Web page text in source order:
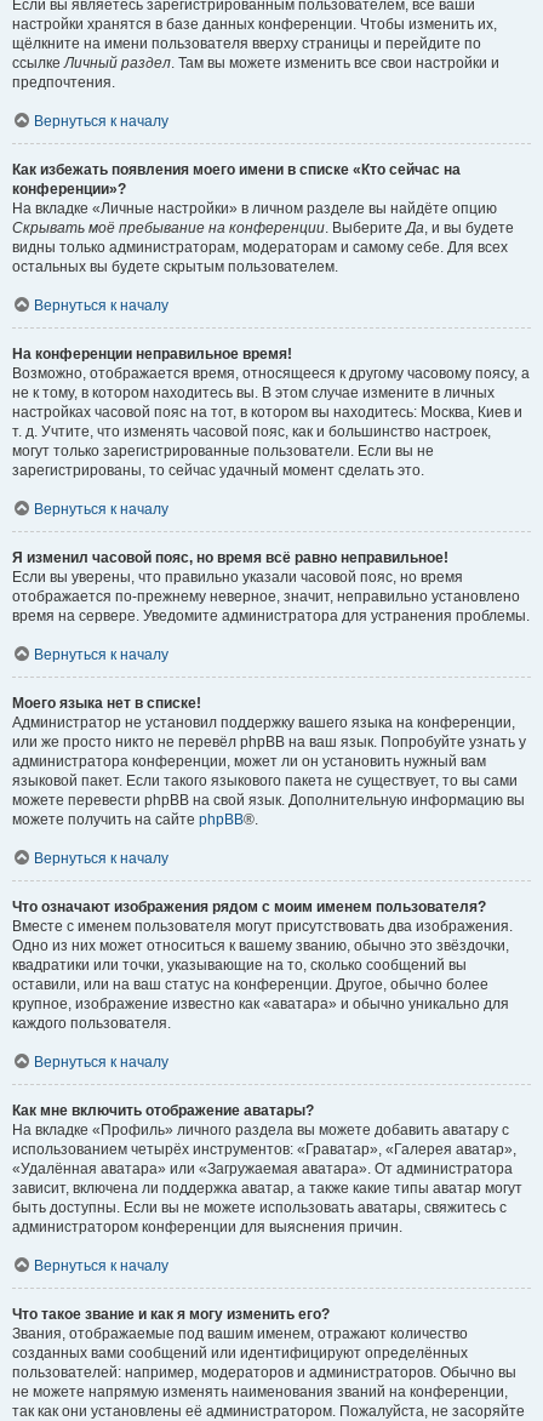
Если вы являетесь зарегистрированным пользователем, все ваши
настройки хранятся в базе данных конференции. Чтобы изменить их,
щёлкните на имени пользователя вверху страницы и перейдите по
ссылкеЛичный раздел. Там вы можете изменить все свои настройки и
предпочтения.
Вернуться к началу
Как избежать появления моего имени в списке «Кто сейчас на
конференции»?
На вкладке «Личные настройки» в личном разделе вы найдёте опцию
Скрывать моё пребывание на конференции. ВыберитеДа, и вы будете
видны только администраторам, модераторам и самому себе. Для всех
остальных вы будете скрытым пользователем.
Вернуться к началу
На конференции неправильное время!
Возможно, отображается время, относящееся к другому часовому поясу, а
не к тому, в котором находитесь вы. В этом случае измените в личных
настройках часовой пояс на тот, в котором вы находитесь: Москва, Киев и
т. д. Учтите, что изменять часовой пояс, как и большинство настроек,
могут только зарегистрированные пользователи. Если вы не
зарегистрированы, то сейчас удачный момент сделать это.
Вернуться к началу
Я изменил часовой пояс, но время всё равно неправильное!
Если вы уверены, что правильно указали часовой пояс, но время
отображается по-прежнему неверное, значит, неправильно установлено
время на сервере. Уведомите администратора для устранения проблемы.
Вернуться к началу
Моего языка нет в списке!
Администратор не установил поддержку вашего языка на конференции,
или же просто никто не перевёл phpBB на ваш язык. Попробуйте узнать у
администратора конференции, может ли он установить нужный вам
языковой пакет. Если такого языкового пакета не существует, то вы сами
можете перевести phpBB на свой язык. Дополнительную информацию вы
можете получить на сайте phpBB®.
Вернуться к началу
Что означают изображения рядом с моим именем пользователя?
Вместе с именем пользователя могут присутствовать два изображения.
Одно из них может относиться к вашему званию, обычно это звёздочки,
квадратики или точки, указывающие на то, сколько сообщений вы
оставили, или на ваш статус на конференции. Другое, обычно более
крупное, изображение известно как «аватара» и обычно уникально для
каждого пользователя.
Вернуться к началу
Как мне включить отображение аватары?
На вкладке «Профиль» личного раздела вы можете добавить аватару с
использованием четырёх инструментов: «Граватар», «Галерея аватар»,
«Удалённая аватара» или «Загружаемая аватара». От администратора
зависит, включена ли поддержка аватар, а также какие типы аватар могут
быть доступны. Если вы не можете использовать аватары, свяжитесь с
администратором конференции для выяснения причин.
Вернуться к началу
Что такое звание и как я могу изменить его?
Звания, отображаемые под вашим именем, отражают количество
созданных вами сообщений или идентифицируют определённых
пользователей: например, модераторов и администраторов. Обычно вы
не можете напрямую изменять наименования званий на конференции,
так как они установлены её администратором. Пожалуйста, не засоряйте